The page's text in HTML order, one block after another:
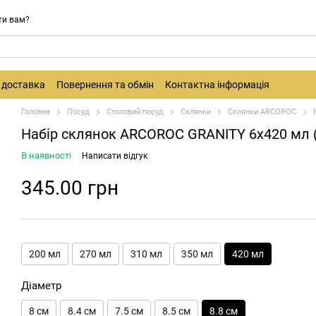
вам?
Повернення та обмін Контактна інформація
Головна Посуд Столовий посуд Склянки Склянки ARCOROC
Набір склянок ARCOROC GRANITY 6х420
В наявності Написати відгук
345.00 грн
200 мл 270 мл 310 мл 350 мл 420 мл
Діаметр
8 см 8.4 см 7.5 см 8.5 см 8.8 см